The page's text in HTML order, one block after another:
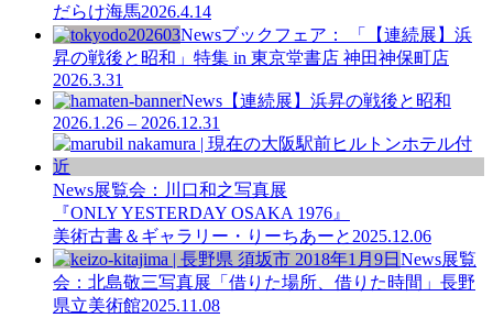
だらけ海馬2026.4.14
Newsブックフェア： 「【連続展】浜
昇の戦後と昭和」特集 in 東京堂書店 神田神保町店
2026.3.31
News 【連続展】浜昇の戦後と昭和
2026.1.26 – 2026.12.31
News展覧会：川口和之写真展
『ONLY YESTERDAY OSAKA 1976』
美術古書＆ギャラリー・りーちあーと 2025.12.06
News展覧
会：北島敬三写真展「借りた場所、借りた時間」長野
県立美術館2025.11.08